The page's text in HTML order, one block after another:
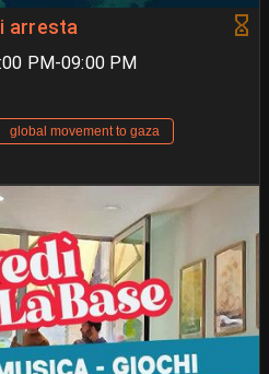
arresta
PM-09:00 PM
global movement to gaza